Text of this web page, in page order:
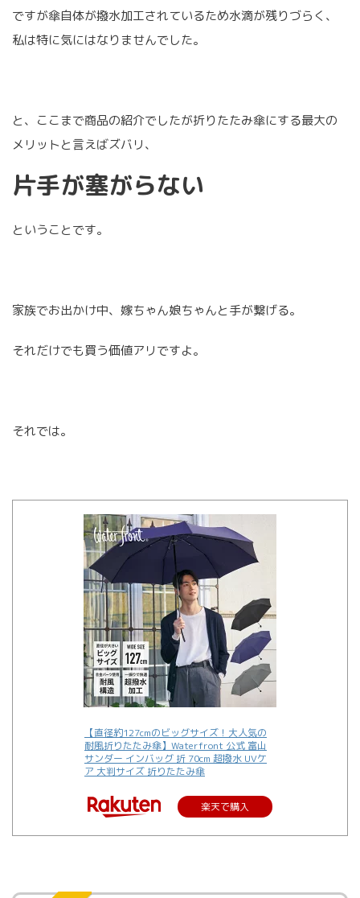
ですが傘自体が撥水加工されているため水滴が残りづらく、
私は特に気にはなりませんでした。
と、ここまで商品の紹介でしたが折りたたみ傘にする最大の
メリットと言えばズバリ、
片手が塞がらない
ということです。
家族でお出かけ中、嫁ちゃん娘ちゃんと手が繋げる。
それだけでも買う価値アリですよ。
それでは。
【直径約127cmのビッグサイズ！大人気の
耐風折りたたみ傘】Waterfront 公式 富山
サンダー インバッグ 折 70cm 超撥水 UVケ
ア 大判サイズ 折りたたみ傘
楽天で購入